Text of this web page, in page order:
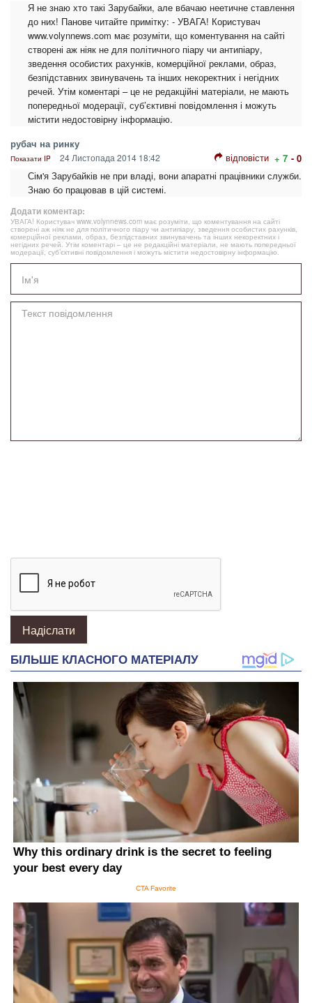
Я не знаю хто такі Зарубайки, але вбачаю неетичне ставлення
до них! Панове читайте примітку: - УВАГА! Користувач
www.volynnews.com має розуміти, що коментування на сайті
створені аж ніяк не для політичного піару чи антипіару,
зведення особистих рахунків, комерційної реклами, образ,
безпідставних звинувачень та інших некоректних і негідних
речей. Утім коментарі – це не редакційні матеріали, не мають
попередньої модерації, суб’єктивні повідомлення і можуть
містити недостовірну інформацію.
рубач на ринку
Показати IP 24 Листопада 2014 18:42 відповісти + 7 - 0
Сім'я Зарубайків не при владі, вони апаратні працівники служби.
Знаю бо працював в цій системі.
Додати коментар:
УВАГА! Користувач www.volynnews.com має розуміти, що коментування на сайті
створені аж ніяк не для політичного піару чи антипіару, зведення особистих рахунків,
комерційної реклами, образ, безпідставних звинувачень та інших некоректних і
негідних речей. Утім коментарі – це не редакційні матеріали, не мають попередньої
модерації, суб’єктивні повідомлення і можуть містити недостовірну інформацію.